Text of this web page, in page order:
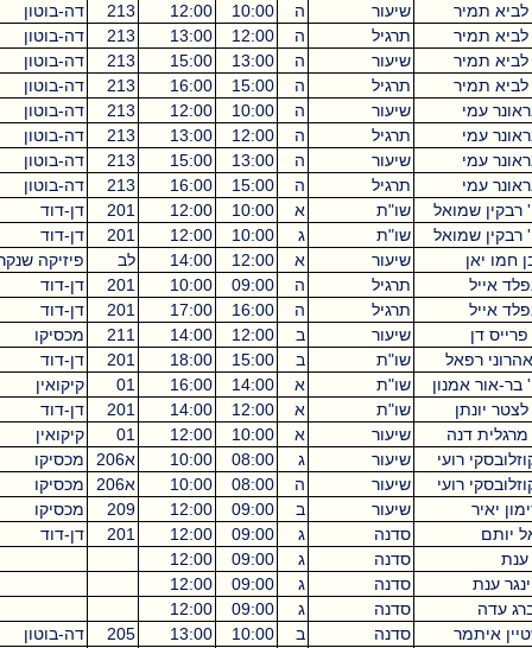
שיעור 10:00
12:00
213 דה-בוטון
2
תרגיל 12:00
13:00
213 דה-בוטון
1
שיעור 13:00
15:00
213 דה-בוטון
2
תרגיל 15:00
16:00
213 דה-בוטון
1
שיעור 10:00
12:00
213 דה-בוטון
2
תרגיל 12:00
13:00
213 דה-בוטון
1
שיעור 13:00
15:00
213 דה-בוטון
2
תרגיל 15:00
16:00
213 דה-בוטון
1
שו"ת 10:00
12:00
201 דן-דוד
2
שו"ת 10:00
12:00
201 דן-דוד
2
שיעור 12:00
14:00 לב פיזיקה שנקר
2
תרגיל
09:00
10:00
201 דן-דוד
1
תרגיל
16:00
17:00
201 דן-דוד
1
שיעור
12:00
14:00
211 מכסיקו
2
שו"ת 15:00
18:00
201 דן-דוד
3
שו"ת 14:00
16:00
01 קיקואין
2
שו"ת 12:00
14:00
201 דן-דוד
2
שיעור 10:00
12:00
01 קיקואין
2
שיעור 08:00
10:00 א206 מכסיקו
2
שיעור 08:00
10:00 א206 מכסיקו
2
שיעור
09:00
12:00
209 מכסיקו
3
09:00
12:00
201 דן-דוד
3
09:00
12:00
סדנה
09:00
12:00
09:00
12:00
סדנה 10:00
13:00
205 דה-בוטון
3